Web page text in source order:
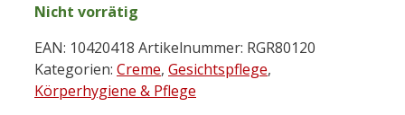
Nicht vorrätig
EAN: 10420418 Artikelnummer: RGR80120
Kategorien: Creme, Gesichtspflege,
Körperhygiene & Pflege